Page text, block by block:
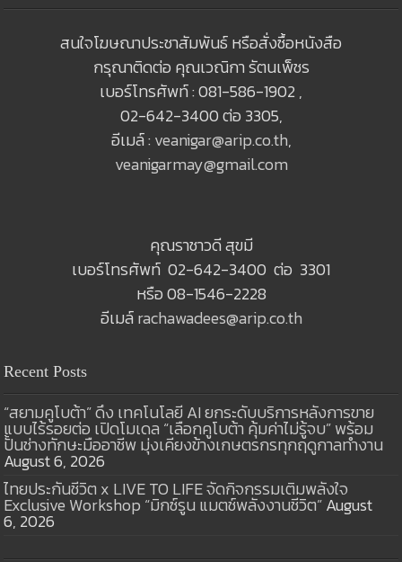
สนใจโฆษณาประชาสัมพันธ์ หรือสั่งซื้อหนังสือ
กรุณาติดต่อ คุณเวณิกา รัตนเพ็ชร
เบอร์โทรศัพท์ : 081-586-1902 ,
02-642-3400 ต่อ 3305,
อีเมล์ : veanigar@arip.co.th,
veanigarmay@gmail.com
คุณราชาวดี สุขมี
เบอร์โทรศัพท์ 02-642-3400 ต่อ 3301
หรือ 08-1546-2228
อีเมล์rachawadees@arip.co.th
Recent Posts
“สยามคูโบต้า” ดึง เทคโนโลยี AI ยกระดับบริการหลังการขาย
แบบไร้รอยต่อ เปิดโมเดล “เลือกคูโบต้า คุ้มค่าไม่รู้จบ” พร้อม
ปั้นช่างทักษะมืออาชีพ มุ่งเคียงข้างเกษตรกรทุกฤดูกาลทำงาน
August 6, 2026
ไทยประกันชีวิต x LIVE TO LIFE จัดกิจกรรมเติมพลังใจ
Exclusive Workshop “มิกซ์รูน แมตช์พลังงานชีวิต”August
6, 2026